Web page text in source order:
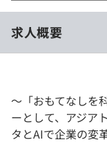
求人概要
～「おもてなしを
ーとして、アジア
タとAIで企業の変